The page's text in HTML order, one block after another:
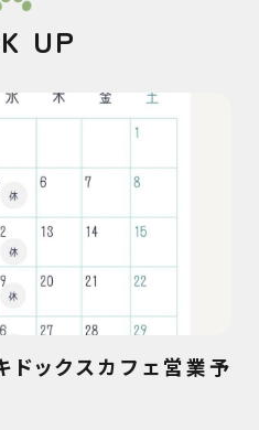
UP
ドックスカフェ営業予